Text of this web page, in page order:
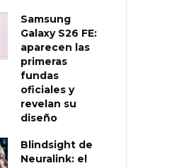
Samsung
Galaxy S26 FE:
aparecen las
primeras
fundas
oficiales y
revelan su
diseño
Blindsight de
Neuralink: el